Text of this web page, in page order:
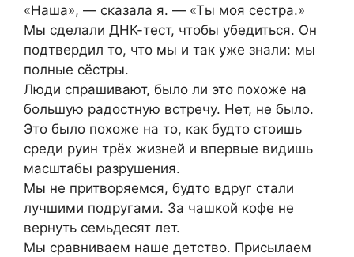
«Наша», — сказала я. — «Ты моя сестра.»
Мы сделали ДНК-тест, чтобы убедиться. Он
подтвердил то, что мы и так уже знали: мы
полные сёстры.
Люди спрашивают, было ли это похоже на
большую радостную встречу. Нет, не было.
Это было похоже на то, как будто стоишь
среди руин трёх жизней и впервые видишь
масштабы разрушения.
Мы не притворяемся, будто вдруг стали
лучшими подругами. За чашкой кофе не
вернуть семьдесят лет.
Мы сравниваем наше детство. Присылаем